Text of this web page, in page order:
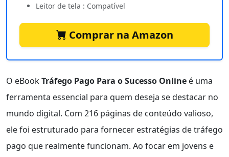
Leitor de tela : Compatível
Comprar na Amazon
O eBookTráfego Pago Para o Sucesso Online é uma
ferramenta essencial para quem deseja se destacar no
mundo digital. Com 216 páginas de conteúdo valioso,
ele foi estruturado para fornecer estratégias de tráfego
pago que realmente funcionam. Ao focar em jovens e